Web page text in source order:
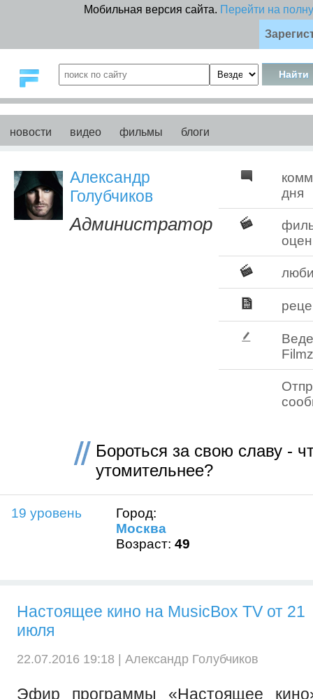
Мобильная версия сайта. Перейти на
новости видео фильмы блоги
дня
Александр
Голубчиков
Администратор
Бороться за свою славу -
утомительнее?
19 уровень
Город:
Москва
Возраст: 49
Настоящее кино на MusicBox TV от 21
июля
22.07.2016 19:18 | Александр Голубчиков
Эфир программы «Настоящее